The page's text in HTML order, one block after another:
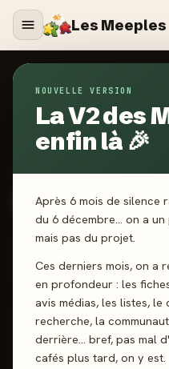
Les Meeples
NOUVELLE VERSION
La V2 des
enfin là 🎉
Après 6 mois de silence
du 6 décembre… on a
mais pas du projet.
Ces derniers mois, on a
en profondeur : les
avis médias, les listes,
recherche, la
derrière… bref, pas mal
cafés plus tard, on y est.
Jeux/Dystopia
2022·DUJARDIN
Dystopia
2-8 joueurs 12 ans+
Mémoire
Observation
J'ai joué
Donner mon avis